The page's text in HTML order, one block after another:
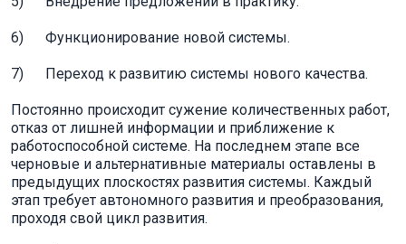
6) Функционирование новой системы.
7) Переход к развитию системы нового качества.
Постоянно происходит сужение количественных работ,
отказ от лишней информации и приближение к
работоспособной системе. На последнем этапе все
черновые и альтернативные материалы оставлены в
предыдущих плоскостях развития системы. Каждый
этап требует автономного развития и преобразования,
проходя свой цикл развития.